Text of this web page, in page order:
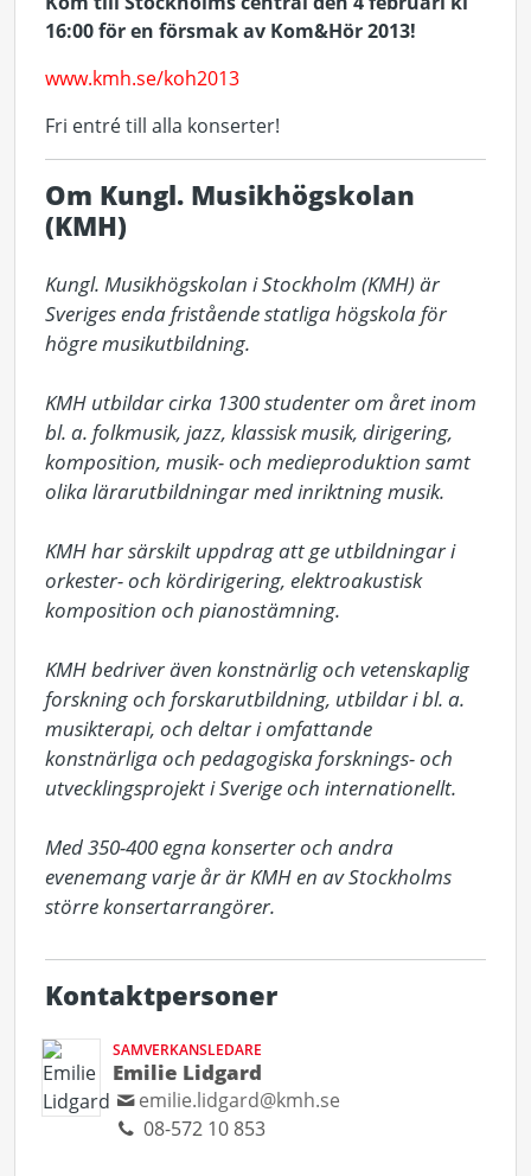
16:00 för en försmak av Kom&Hör 2013!
www.kmh.se/koh2013
Fri entré till alla konserter!
Om Kungl. Musikhögskolan
(KMH)
Kungl. Musikhögskolan i Stockholm (KMH) är
Sveriges enda fristående statliga högskola för
högre musikutbildning.
KMH utbildar cirka 1300 studenter om året inom
bl. a. folkmusik, jazz, klassisk musik, dirigering,
komposition, musik- och medieproduktion samt
olika lärarutbildningar med inriktning musik.
KMH har särskilt uppdrag att ge utbildningar i
orkester- och kördirigering, elektroakustisk
komposition och pianostämning.
KMH bedriver även konstnärlig och vetenskaplig
forskning och forskarutbildning, utbildar i bl. a.
musikterapi, och deltar i omfattande
konstnärliga och pedagogiska forsknings- och
utvecklingsprojekt i Sverige och internationellt.
Med 350-400 egna konserter och andra
evenemang varje år är KMH en av Stockholms
större konsertarrangörer.
Kontaktpersoner
SAMVERKANSLEDARE
Emilie Lidgard
emilie.lidgard@kmh.se
08-572 10 853